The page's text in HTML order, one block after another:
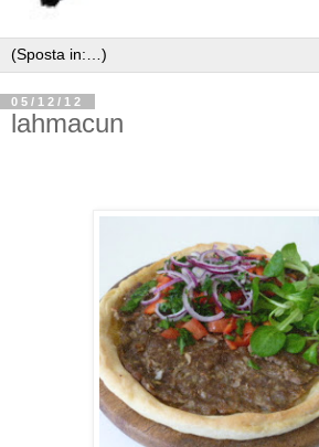
05/12/12
lahmacun